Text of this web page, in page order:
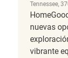
Tennessee,
nuevas
vibrante